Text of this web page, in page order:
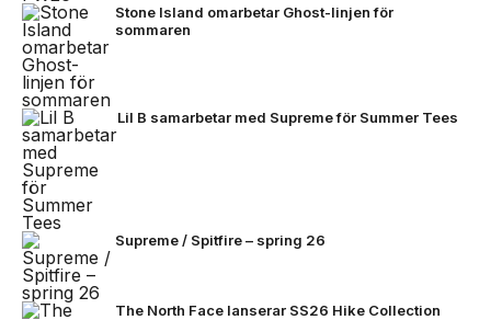
Stone Island omarbetar Ghost-linjen för
sommaren
Lil B samarbetar med Supreme för Summer Tees
Supreme / Spitfire – spring 26
The North Face lanserar SS26 Hike Collection